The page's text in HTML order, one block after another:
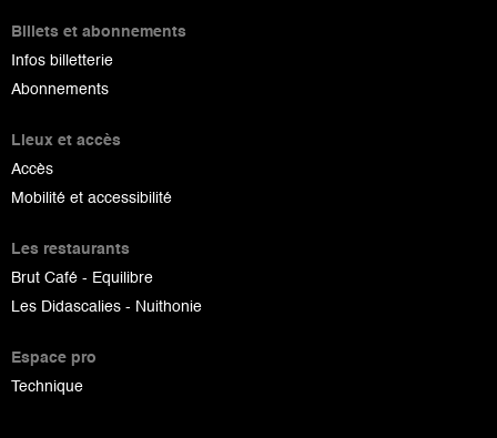
Billets et abonnements
Infos billetterie
Abonnements
Lieux et accès
Accès
Mobilité et accessibilité
Les restaurants
Brut Café - Equilibre
Les Didascalies - Nuithonie
Espace pro
Technique